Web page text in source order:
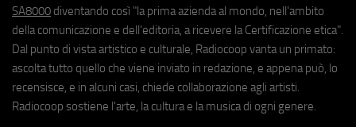
SA8000 diventando così "la prima azienda al mondo, nell'ambito
della comunicazione e dell'editoria, a ricevere la Certificazione etica".
Dal punto di vista artistico e culturale, Radiocoop vanta un primato:
ascolta tutto quello che viene inviato in redazione, e appena può, lo
recensisce, e in alcuni casi, chiede collaborazione agli artisti.
Radiocoop sostiene l'arte, la cultura e la musica di ogni genere.